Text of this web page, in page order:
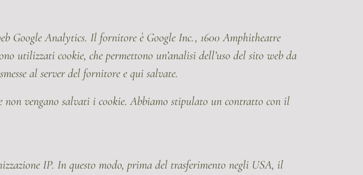
Google Analytics. Il fornitore è Google Inc., 1600 Amphitheatre
utilizzati cookie, che permettono un’analisi dell’uso del sito web da
al server del fornitore e qui salvate.
vengano salvati i cookie. Abbiamo stipulato un contratto con il
IP. In questo modo, prima del trasferimento negli USA, il